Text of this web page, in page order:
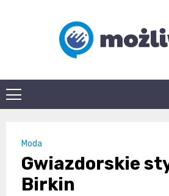
Moda
Gwiazdorskie
Birkin